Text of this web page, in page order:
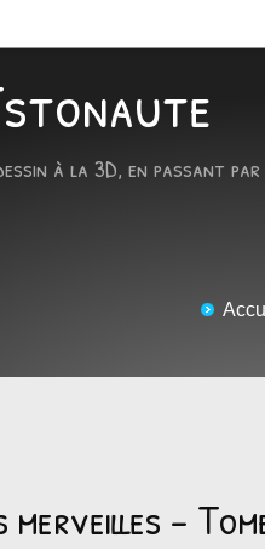
à la 3D, en passant par
merveilles -